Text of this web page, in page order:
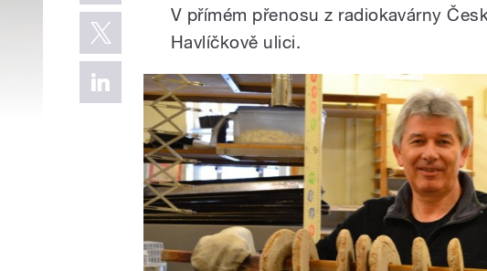
V přímém přenosu z radiokavárny
Havlíčkově ulici.